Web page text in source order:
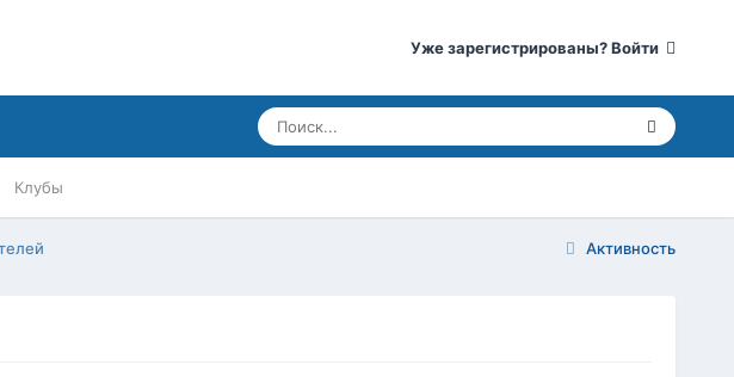
Уже зарегистрированы? Войти
Клубы
Активность